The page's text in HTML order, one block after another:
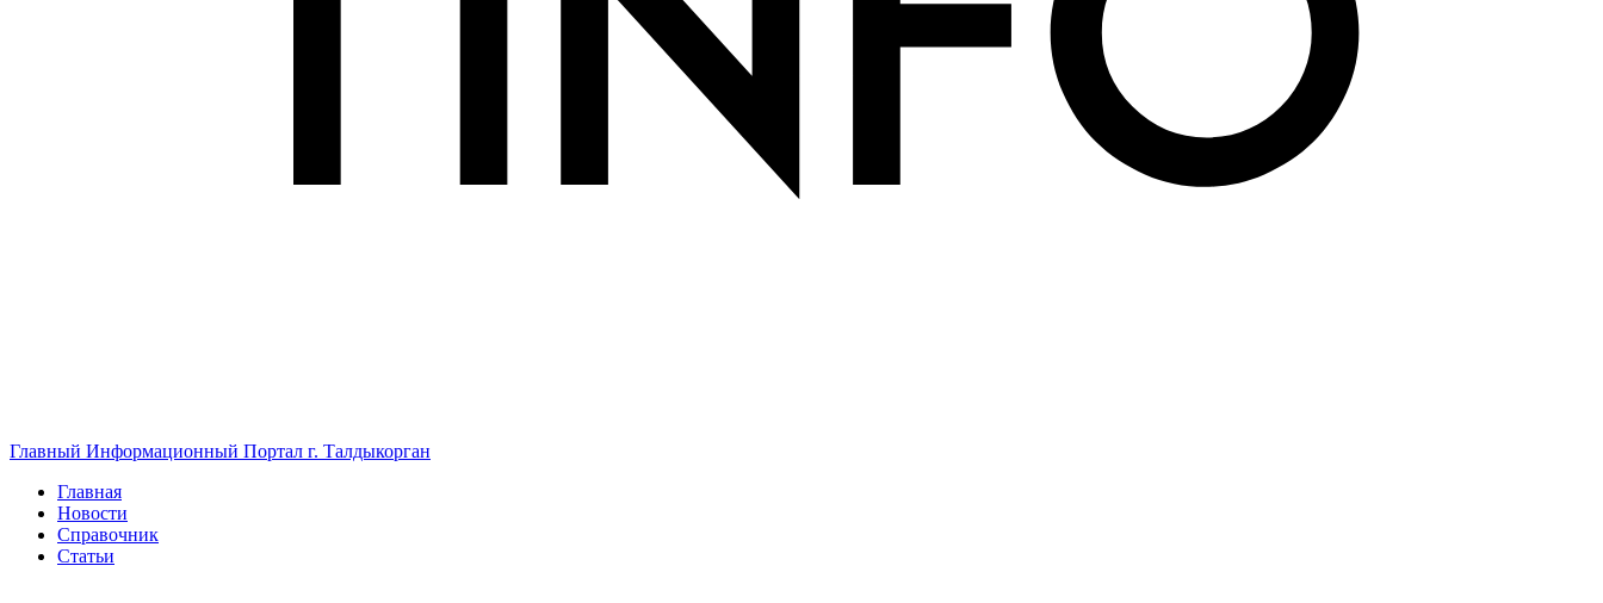
Главный Информационный Портал г. Талдыкорган
Главная
Новости
Справочник
Статьи